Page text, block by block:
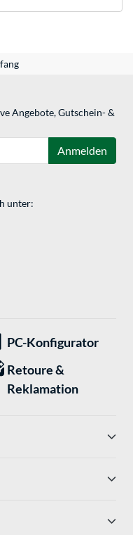
Angebote, Gutschein- &
Anmelden
unter:
PC-Konfigurator
Retoure &
Reklamation